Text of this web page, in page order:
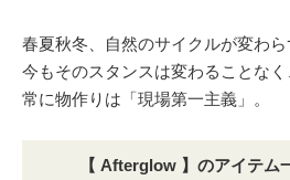
春夏秋冬、自然のサイクルが変わ
今もそのスタンスは変わることなく
常に物作りは「現場第一主義」。
【 Afterglow 】のアイテ